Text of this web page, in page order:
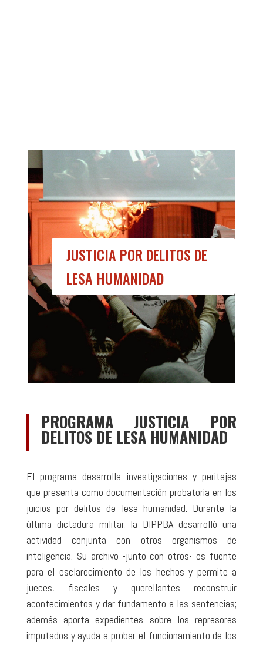
JUSTICIA POR DELITOS DE
LESA HUMANIDAD
PROGRAMA JUSTICIA POR
DELITOS DE LESA HUMANIDAD
El programa desarrolla investigaciones y peritajes
que presenta como documentación probatoria en los
juicios por delitos de lesa humanidad. Durante la
última dictadura militar, la DIPPBA desarrolló una
actividad conjunta con otros organismos de
inteligencia. Su archivo -junto con otros- es fuente
para el esclarecimiento de los hechos y permite a
jueces, fiscales y querellantes reconstruir
acontecimientos y dar fundamento a las sentencias;
además aporta expedientes sobre los represores
imputados y ayuda a probar el funcionamiento de los